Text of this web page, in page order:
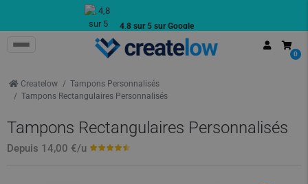
4,8 sur 5 sur Google
0
Createlow
Tampons Personnalisés
Tampons Rectangulaires Personnalisés
Tampons Rectangulaires Personnalisés
Depuis 14,00 €/u